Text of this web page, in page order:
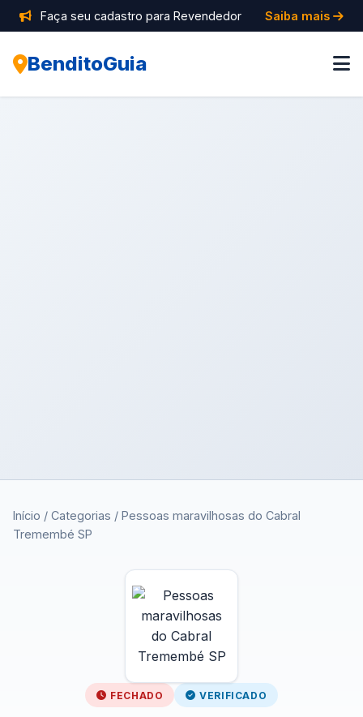
Faça seu cadastro para Revendedor Saiba mais
BenditoGuia
Início / Categorias / Pessoas maravilhosas do Cabral
Tremembé SP
FECHADO VERIFICADO